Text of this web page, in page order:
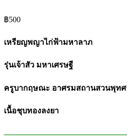
฿500
เหรียญพญาไก่ฟ้ามหาลาภ
รุ่นเจ้าสัว มหาเศรษฐี
ครูบากฤษณะ อาศรมสถานสวนพุทศ
เนื้อชุบทองลงยา